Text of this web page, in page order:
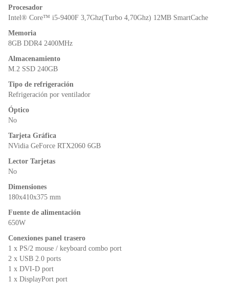
o p dl
Procesador
Intel® Core™ i5-9400F 3,7Ghz(Turbo 4,70Ghz) 12MB SmartCache
Memoria
8GB DDR4 2400MHz
Almacenamiento
M.2 SSD 240GB
Tipo de refrigeración
Refrigeración por ventilador
Óptico
No
Tarjeta Gráfica
NVidia GeForce RTX2060 6GB
Lector Tarjetas
No
Dimensiones
180x410x375 mm
Fuente de alimentación
650W
Conexiones panel trasero
1 x PS/2 mouse / keyboard combo port
2 x USB 2.0 ports
1 x DVI-D port
1 x DisplayPort port